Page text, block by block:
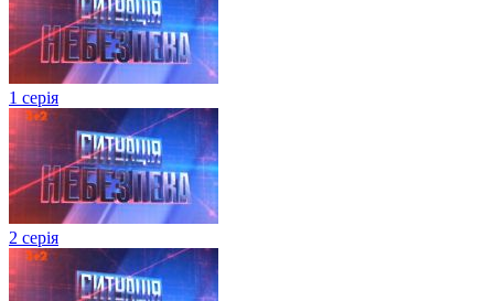
1 серія
2 серія